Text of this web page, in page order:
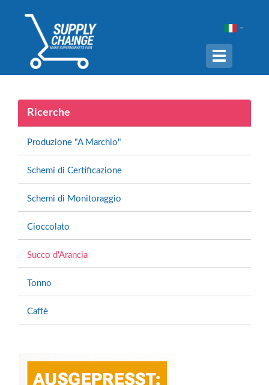
Navigation
ein-/
Ricerche
Produzione "A Marchio"
Schemi di Certificazione
Schemi di Monitoraggio
Cioccolato
Succo d'Arancia
Tonno
Caffè